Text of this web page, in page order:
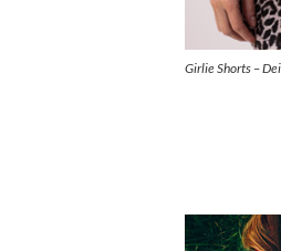
Girlie Shorts –